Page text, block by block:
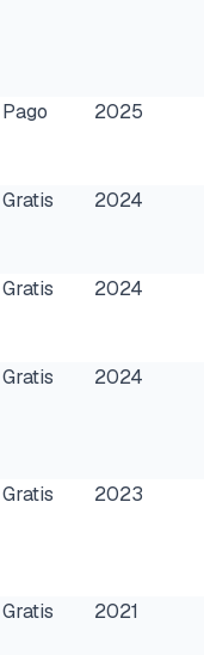
Pago 2025
Gratis 2024
Gratis 2024
Gratis 2024
Gratis 2023
Gratis 2021